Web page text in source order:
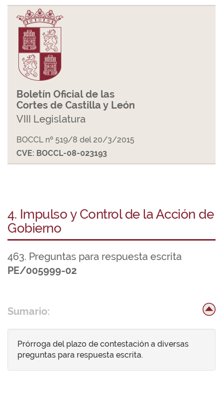
Boletín Oficial de las
Cortes de Castilla y León
VIII Legislatura
BOCCL nº 519/8 del 20/3/2015
CVE: BOCCL-08-023193
4. Impulso y Control de la Acción de
Gobierno
463. Preguntas para respuesta escrita
PE/005999-02
Sumario:
Prórroga del plazo de contestación a diversas
preguntas para respuesta escrita.